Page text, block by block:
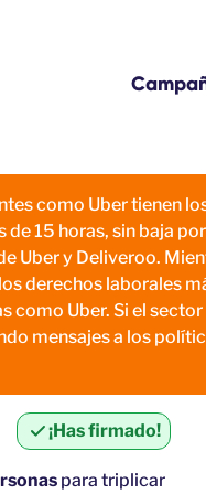
como Uber tienen
15 horas, sin baja
Uber y Deliveroo.
derechos laborales
Uber. Si el
mensajes a los
¡Has firmado!
para triplicar